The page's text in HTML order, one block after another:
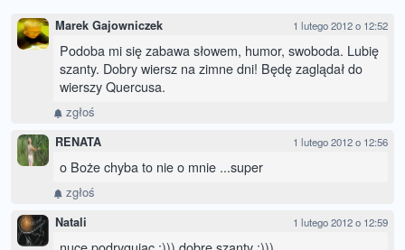
Marek Gajowniczek 1 lutego 2012 o 12:52
Podoba mi się zabawa słowem, humor, swoboda. Lubię
szanty. Dobry wiersz na zimne dni! Będę zaglądał do
wierszy Quercusa.
zgłoś
RENATA 1 lutego 2012 o 12:56
o Boże chyba to nie o mnie ...super
zgłoś
Natali 1 lutego 2012 o 12:59